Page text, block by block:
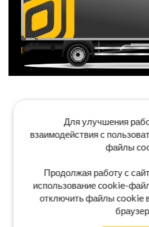
Для улучшения
взаимодействия с
файлы
Продолжая работу с
использование cookie-
отключить файлы cookie